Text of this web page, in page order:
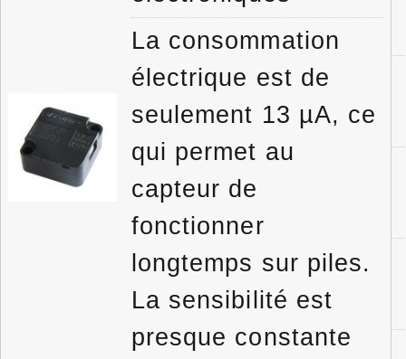
La consommation
électrique est de
seulement 13 µA, ce
qui permet au
capteur de
fonctionner
longtemps sur piles.
La sensibilité est
presque constante